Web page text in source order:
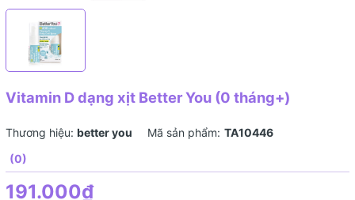
Vitamin D dạng xịt Better You (0 tháng+)
Thương hiệu: better you Mã sản phẩm: TA10446
(0)
191.000₫